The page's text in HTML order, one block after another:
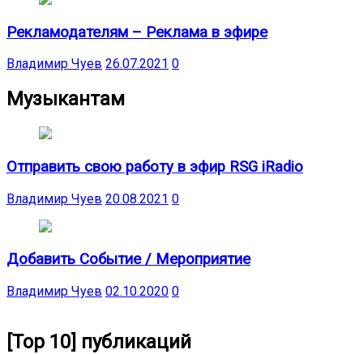
Рекламодателям – Реклама в эфире
Владимир Чуев 26.07.2021 0
Музыкантам
Отправить свою работу в эфир RSG iRadio
Владимир Чуев 20.08.2021 0
Добавить Событие / Мероприятие
Владимир Чуев 02.10.2020 0
[Top 10] публикаций